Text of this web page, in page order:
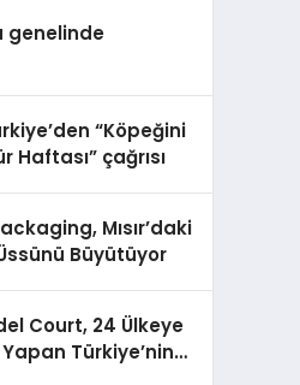
genelinde
“Köpeğini
Haftası” çağrısı
Mısır’daki
Büyütüyor
Court, 24 Ülkeye
Türkiye’nin